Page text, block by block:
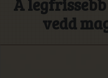
A
vedd